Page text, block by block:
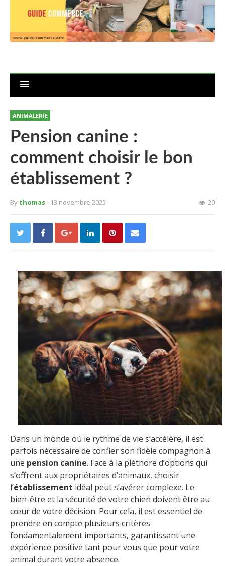
ANIMALERIE
Pension canine :
comment choisir le bon
établissement ?
By thomas- 13 novembre 2025 20
Dans un monde où le rythme de vie s’accélère, il est
parfois nécessaire de confier son fidèle compagnon à
une pension canine. Face à la pléthore d’options qui
s’offrent aux propriétaires d’animaux, choisir
l’établissement idéal peut s’avérer complexe. Le
bien-être et la sécurité de votre chien doivent être au
cœur de votre décision. Pour cela, il est essentiel de
prendre en compte plusieurs critères
fondamentalement importants, garantissant une
expérience positive tant pour vous que pour votre
animal durant votre absence.